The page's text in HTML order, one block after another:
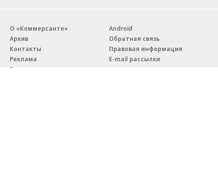
О «Коммерсанте»
Архив
Контакты
Реклама
Вакансии
Android
Обратная связь
Правовая информация
E-mail рассылки